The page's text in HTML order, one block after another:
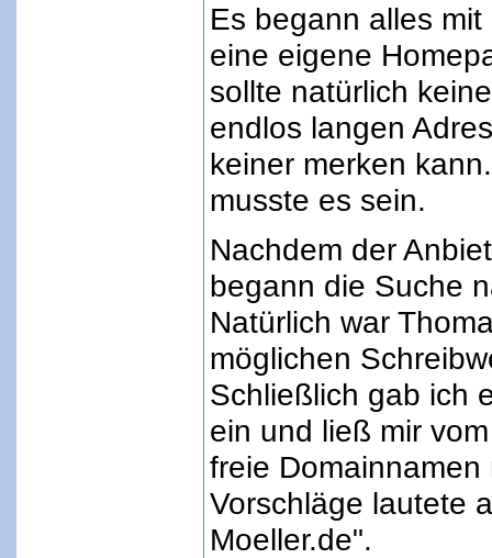
Es begann alles
eine eigene
sollte natürlich
endlos langen
keiner merken
musste es sein.
Nachdem der
begann die Suche
Natürlich war
möglichen
Schließlich gab ich
ein und ließ mir
freie
Vorschläge lautete
Moeller.de".